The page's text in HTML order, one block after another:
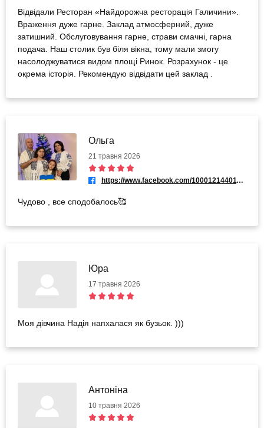
Відвідали Ресторан «Найдорожча ресторація Галичини».
Враження дуже гарне. Заклад атмосферний, дуже
затишний. Обслуговування гарне, страви смачні, гарна
подача. Наш столик був біля вікна, тому мали змогу
насолоджуватися видом площі Ринок. Розрахунок - це
окрема історія. Рекомендую відвідати цей заклад .
Ольга
21 травня 2026
https://www.facebook.com/100012144011845
Чудово , все сподобалось🥰
Юра
17 травня 2026
Моя дівчина Надія напхалася як бузьок. )))
Антоніна
10 травня 2026